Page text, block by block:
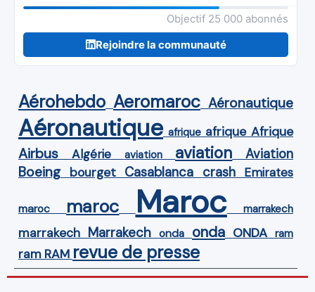
Objectif 25 000 abonnés
Rejoindre la communauté
Aérohebdo Aeromaroc Aéronautique
Aéronautique afrique afrique Afrique
Airbus Algérie aviation aviation Aviation
Boeing bourget Casablanca crash Emirates
maroc maroc Maroc marrakech
marrakech Marrakech onda onda ONDA ram
ram RAM revue de presse